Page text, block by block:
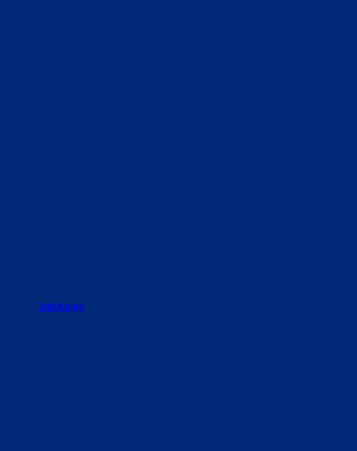
Job Kaigo